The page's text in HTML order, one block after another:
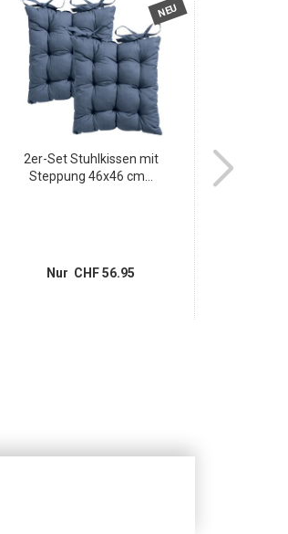
NEU
2er-Set Stuhlkissen mit
Steppung 46x46 cm...
Nur CHF 56.95
2er-Set